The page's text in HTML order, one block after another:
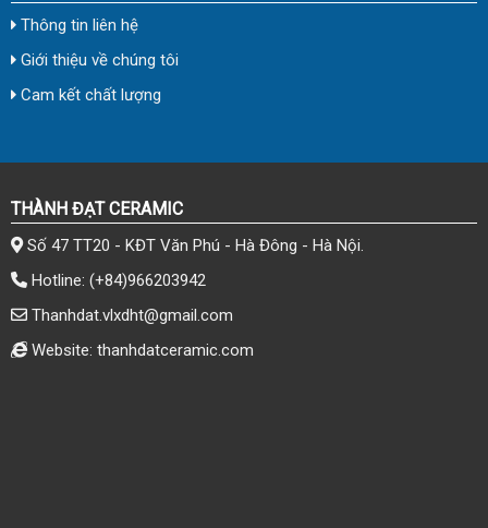
Thông tin liên hệ
Giới thiệu về chúng tôi
Cam kết chất lượng
THÀNH ĐẠT CERAMIC
Số 47 TT20 - KĐT Văn Phú - Hà Đông - Hà Nội.
Hotline: (+84)966203942
Thanhdat.vlxdht@gmail.com
Website: thanhdatceramic.com